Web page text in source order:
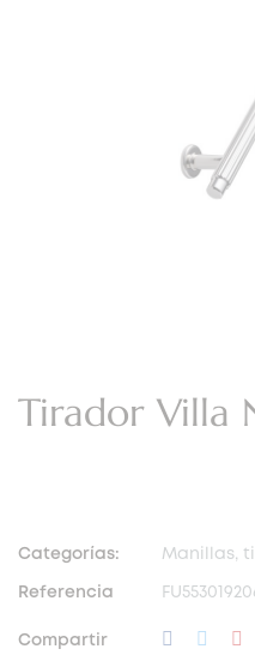
Tirador Villa
Categorías: Manillas,
Referencia
Compartir